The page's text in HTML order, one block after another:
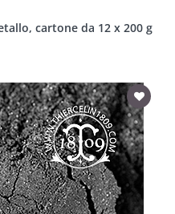
cartone da 12 x 200 g